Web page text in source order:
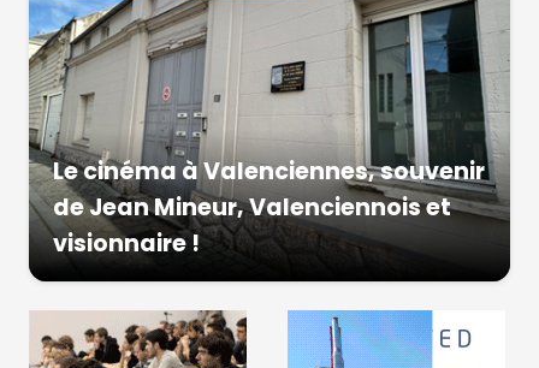
Le cinéma à Valenciennes, souvenir
de Jean Mineur, Valenciennois et
visionnaire !